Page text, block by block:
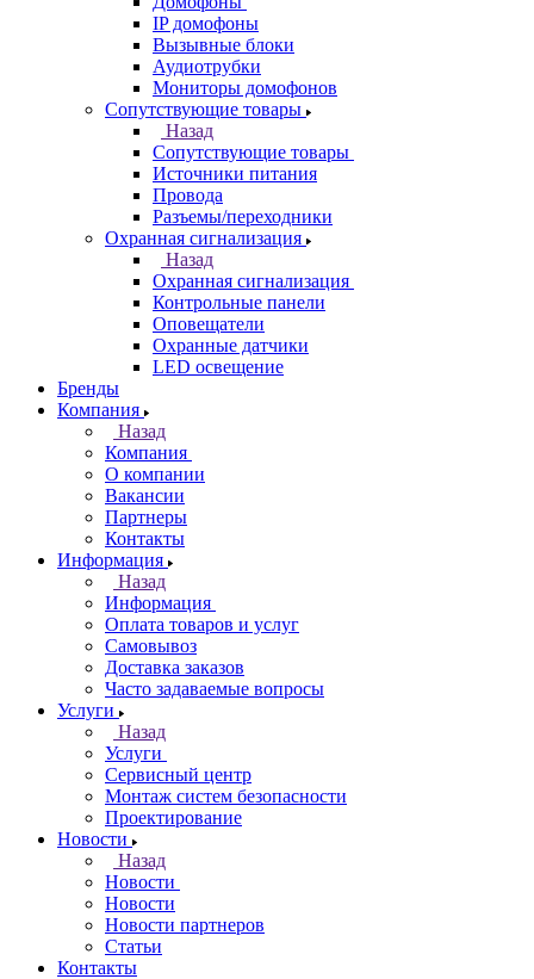
IP домофоны
Вызывные блоки
Аудиотрубки
Мониторы домофонов
Сопутствующие товары
Назад
Сопутствующие товары
Источники питания
Провода
Разъемы/переходники
Охранная сигнализация
Назад
Охранная сигнализация
Контрольные панели
Оповещатели
Охранные датчики
LED освещение
Бренды
Компания
Назад
Компания
О компании
Вакансии
Партнеры
Контакты
Информация
Назад
Информация
Оплата товаров и услуг
Самовывоз
Доставка заказов
Часто задаваемые вопросы
Услуги
Назад
Услуги
Сервисный центр
Монтаж систем безопасности
Проектирование
Новости
Назад
Новости
Новости
Новости партнеров
Статьи
Контакты